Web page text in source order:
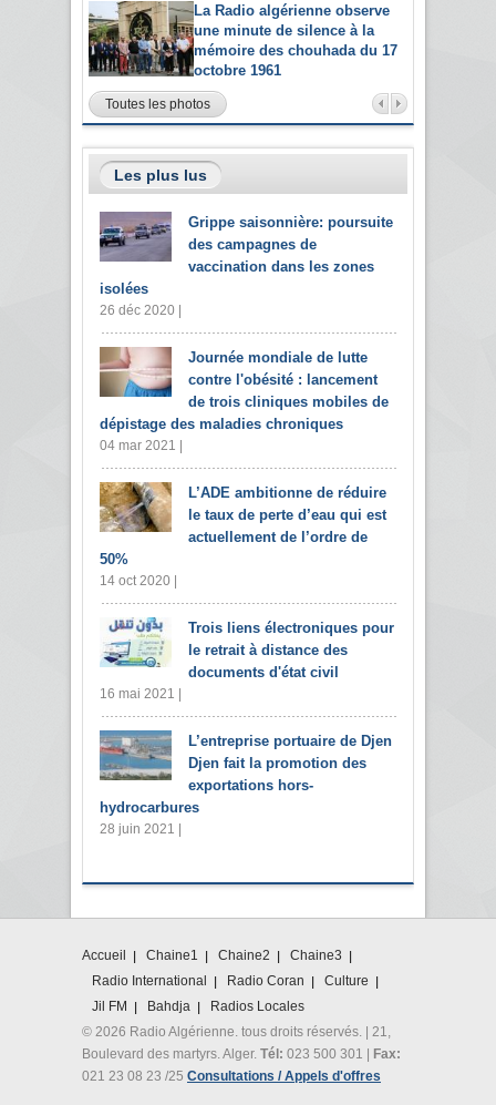
La Radio algérienne observe
une minute de silence à la
mémoire des chouhada du 17
octobre 1961
Toutes les photos
Les plus lus
Grippe saisonnière: poursuite
des campagnes de
vaccination dans les zones
isolées
26 déc 2020 |
Journée mondiale de lutte
contre l'obésité : lancement
de trois cliniques mobiles de
dépistage des maladies chroniques
04 mar 2021 |
L’ADE ambitionne de réduire
le taux de perte d’eau qui est
actuellement de l’ordre de
50%
14 oct 2020 |
Trois liens électroniques pour
le retrait à distance des
documents d'état civil
16 mai 2021 |
L’entreprise portuaire de Djen
Djen fait la promotion des
exportations hors-
hydrocarbures
28 juin 2021 |
Accueil Chaine1 Chaine2
Chaine3
Radio International
Radio Coran
Culture
Jil FM
Bahdja
Radios Locales
© 2026 Radio Algérienne. tous droits réservés. | 21,
Boulevard des martyrs. Alger. Tél: 023 500 301 | Fax:
021 23 08 23 /25 Consultations / Appels d'offres